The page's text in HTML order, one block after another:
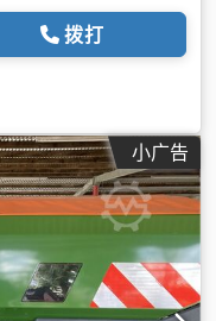
拨打
小广告